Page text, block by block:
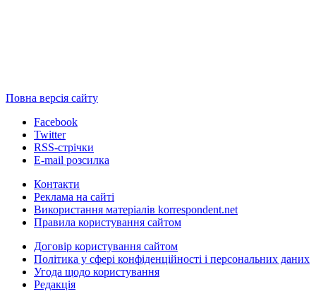
Повна версія сайту
Facebook
Twitter
RSS-стрічки
E-mail розсилка
Контакти
Реклама на сайті
Використання матеріалів korrespondent.net
Правила користування сайтом
Договір користування сайтом
Політика у сфері конфіденційності і персональних даних
Угода щодо користування
Редакція